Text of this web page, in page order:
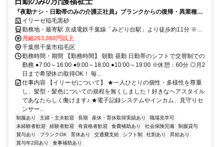
『夜勤ナシ・日勤帯のみの介護正社員』ブランクからの復帰・異業種か
らの転職も大歓迎です！
イリーゼ稲毛黒砂
勤務地・最寄駅 京成電鉄千葉線「みどり台駅」より徒歩約11分 ※車
通勤OK
月給263,080円以上
千葉県千葉市稲毛区
勤務時間・期間 【勤務時間】 朝勤 昼勤 日勤帯のシフトで交替制での
勤務 ●7:00～16:00 ●9:00～18:00 ●10:00～19:00 ※休憩：60分 ◎月2
日まで希望休の取得OK！ 毎...
仕事内容 【イリーゼについて】 ★一人ひとりの個性・多様性を尊重
し、髪型・髪色についての規程を無くしました！好きなヘアスタイル
であなたらしく働けます♪ ★電子記録システムやインカム、見守りセ
ンサー...
制服あり 主婦・主夫歓迎 長期 産休・育休取得実績あり
職場見学可
未経験者歓迎
経験者歓迎 有資格者歓迎 食費補助あり 社会保険完備
制服貸与
賞与あり
ブランクOK 育休あり 交通費支給 シフト制 社割あり
昇給あり
賞与年2回あり
食事補助あり